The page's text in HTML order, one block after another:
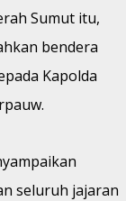
Sumut itu,
bendera
Kapolda
seluruh jajaran